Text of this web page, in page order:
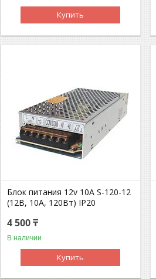
Купить
Блок питания 12v 10A S-120-12
(12В, 10А, 120Вт) IP20
4 500 ₸
В наличии
Купить